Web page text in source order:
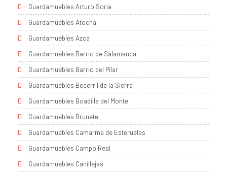
Guardamuebles Arturo Soria
Guardamuebles Atocha
Guardamuebles Azca
Guardamuebles Barrio de Salamanca
Guardamuebles Barrio del Pilar
Guardamuebles Becerril de la Sierra
Guardamuebles Boadilla del Monte
Guardamuebles Brunete
Guardamuebles Camarma de Esteruelas
Guardamuebles Campo Real
Guardamuebles Canillejas